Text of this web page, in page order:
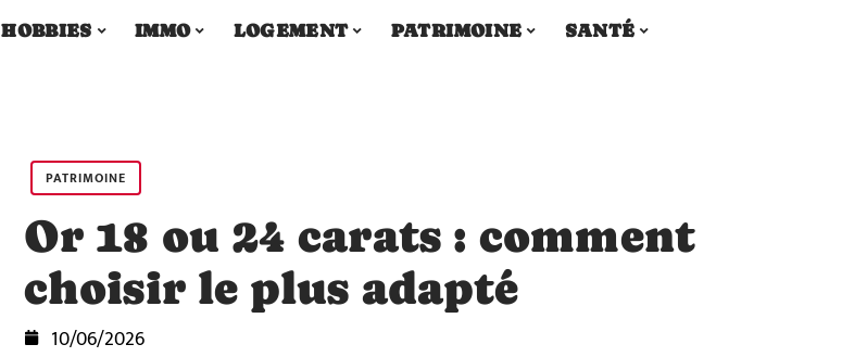
HOBBIES IMMO LOGEMENT PATRIMOINE
SANTÉ
PATRIMOINE
Or 18 ou 24 carats : comment
choisir le plus adapté
10/06/2026